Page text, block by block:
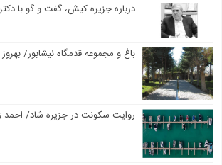
درباره جزیره کیش، گفت و گو با
باغ و مجموعه قدمگاه نیشابور/
روایت سکونت در جزیره شاد/ احمد